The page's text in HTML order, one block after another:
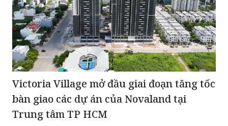
Victoria Village mở đầu giai đoạn tăng tốc
bàn giao các dự án của Novaland tại
Trung tâm TP HCM